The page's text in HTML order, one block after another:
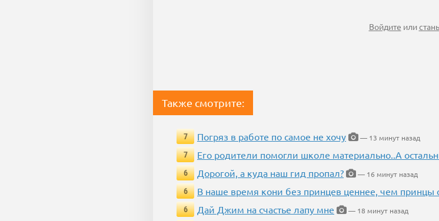
Войдите или
Также смотрите:
7 Погряз в работе по самое не хочу
— 13 минут назад
7
Его родители помогли школе материально..А
6
Дорогой, а куда наш гид пропал?
— 16 минут назад
6
В наше время кони без принцев ценнее, чем принцы
6
Дай Джим на счастье лапу мне
— 18 минут назад